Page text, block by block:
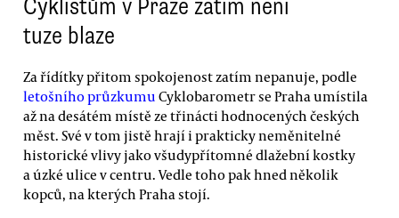
Cyklistům v Praze zatím není
tuze blaze
Za řídítky přitom spokojenost zatím nepanuje, podle
letošního průzkumu Cyklobarometr se Praha umístila
až na desátém místě ze třinácti hodnocených českých
měst. Své v tom jistě hrají i prakticky neměnitelné
historické vlivy jako všudypřítomné dlažební kostky
a úzké ulice v centru. Vedle toho pak hned několik
kopců, na kterých Praha stojí.